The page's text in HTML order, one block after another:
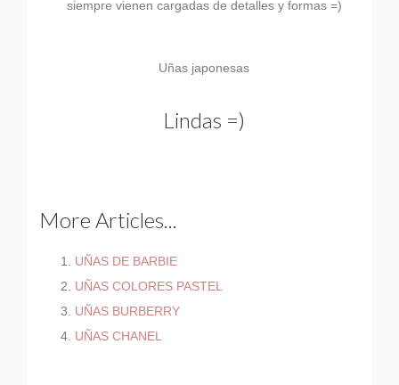
siempre vienen cargadas de detalles y formas =)
Uñas japonesas
Lindas =)
More Articles...
UÑAS DE BARBIE
UÑAS COLORES PASTEL
UÑAS BURBERRY
UÑAS CHANEL